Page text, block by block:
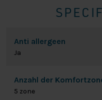
Anti allergeen
Ja
Anzahl der
5 zone